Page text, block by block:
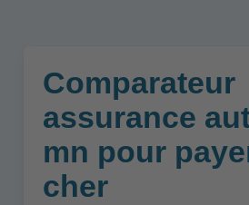
Comparateur
assurance
mn pour
cher